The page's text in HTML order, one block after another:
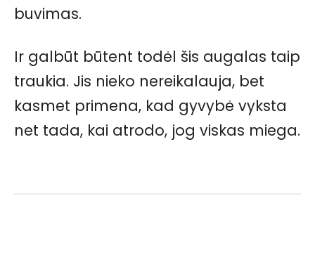
buvimas.
Ir galbūt būtent todėl šis augalas taip
traukia. Jis nieko nereikalauja, bet
kasmet primena, kad gyvybė vyksta
net tada, kai atrodo, jog viskas miega.